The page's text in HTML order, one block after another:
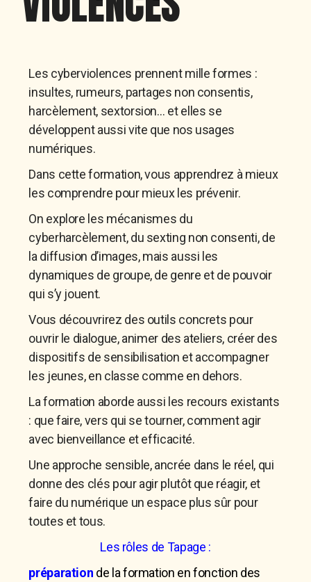
Les cyberviolences prennent mille formes :
insultes, rumeurs, partages non consentis,
harcèlement, sextorsion… et elles se
développent aussi vite que nos usages
numériques.
Dans cette formation, vous apprendrez à mieux
les comprendre pour mieux les prévenir.
On explore les mécanismes du
cyberharcèlement, du sexting non consenti, de
la diffusion d’images, mais aussi les
dynamiques de groupe, de genre et de pouvoir
qui s’y jouent.
Vous découvrirez des outils concrets pour
ouvrir le dialogue, animer des ateliers, créer des
dispositifs de sensibilisation et accompagner
les jeunes, en classe comme en dehors.
La formation aborde aussi les recours existants
: que faire, vers qui se tourner, comment agir
avec bienveillance et efficacité.
Une approche sensible, ancrée dans le réel, qui
donne des clés pouragir plutôt que réagir, et
faire du numérique un espace plus sûr pour
toutes et tous.
Les rôles de Tapage :
préparation de la formation en fonction des